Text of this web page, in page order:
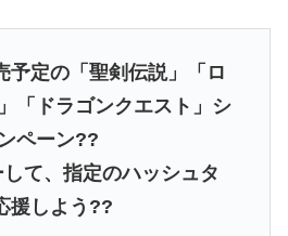
予定の「聖剣伝説」「ロ
「ドラゴンクエスト」シ
ペーン??
て、指定のハッシュタ
援しよう??